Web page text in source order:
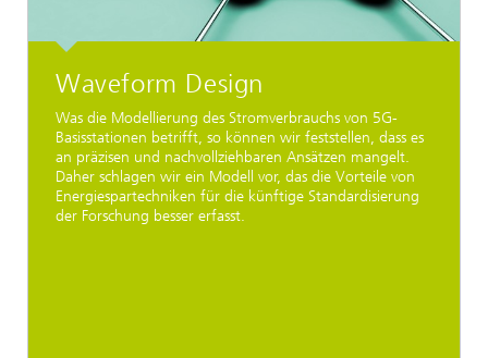
Waveform Design
Was die Modellierung des Stromverbrauchs von 5G-
Basisstationen betrifft, so können wir feststellen, dass es
an präzisen und nachvollziehbaren Ansätzen mangelt.
Daher schlagen wir ein Modell vor, das die Vorteile von
Energiespartechniken für die künftige Standardisierung
der Forschung besser erfasst.